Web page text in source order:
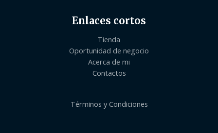
Enlaces cortos
Tienda
Oportunidad de negocio
Acerca de mi
Contactos
Términos y Condiciones